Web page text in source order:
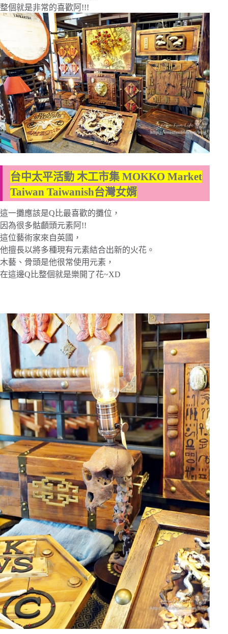
整個就是非常的喜歡阿!!!
台中太平活動 木工市集 MOKKO Market
Taiwan Taiwanish台灣女婿
這一攤應該是Q比最喜歡的攤位，
因為很多骷顱頭元素阿!!
這位藝術家來自英國，
他擅長以將多種現有元素結合出新的火花。
木藝、骨頭是他很常使用元素，
在這邊Q比整個就是樂開了花~XD